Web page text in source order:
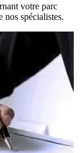
votre parc
nos spécialistes.